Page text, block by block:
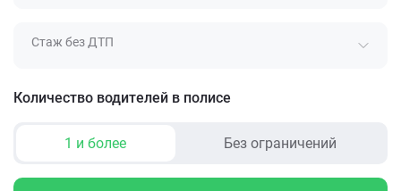
Стаж без ДТП
Количество водителей в полисе
1 и более Без ограничений